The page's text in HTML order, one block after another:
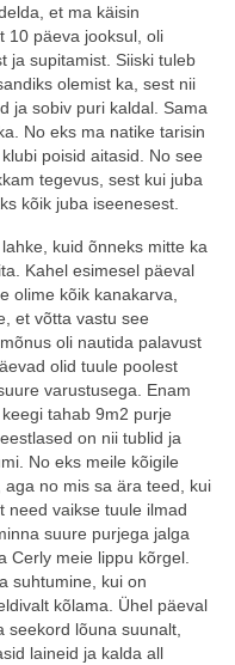
et ma käisin
10 päeva jooksul, oli
ja supitamist. Siiski tuleb
olemist ka, sest nii
ja sobiv puri kaldal. Sama
No eks ma natike tarisin
poisid aitasid. No see
tegevus, sest kui juba
kõik juba iseenesest.
kuid õnneks mitte ka
Kahel esimesel päeval
olime kõik kanakarva,
et võtta vastu see
oli nautida palavust
olid tuule poolest
varustusega. Enam
tahab 9m2 purje
on nii tublid ja
No eks meile kõigile
no mis sa ära teed, kui
need vaikse tuule ilmad
suure purjega jalga
Cerly meie lippu kõrgel.
suhtumine, kui on
kõlama. Ühel päeval
seekord lõuna suunalt,
laineid ja kalda all